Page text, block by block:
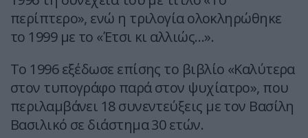
περίπτερο», ενώ η τριλογία ολοκληρώθηκε
το 1999 με το «Έτσι κι αλλιώς…».
Το 1996 εξέδωσε επίσης το βιβλίο «Καλύτερα
στον τυπογράφο παρά στον ψυχίατρο», που
περιλαμβάνει 18 συνεντεύξεις με τον Βασίλη
Βασιλικό σε διάστημα 30 ετών.